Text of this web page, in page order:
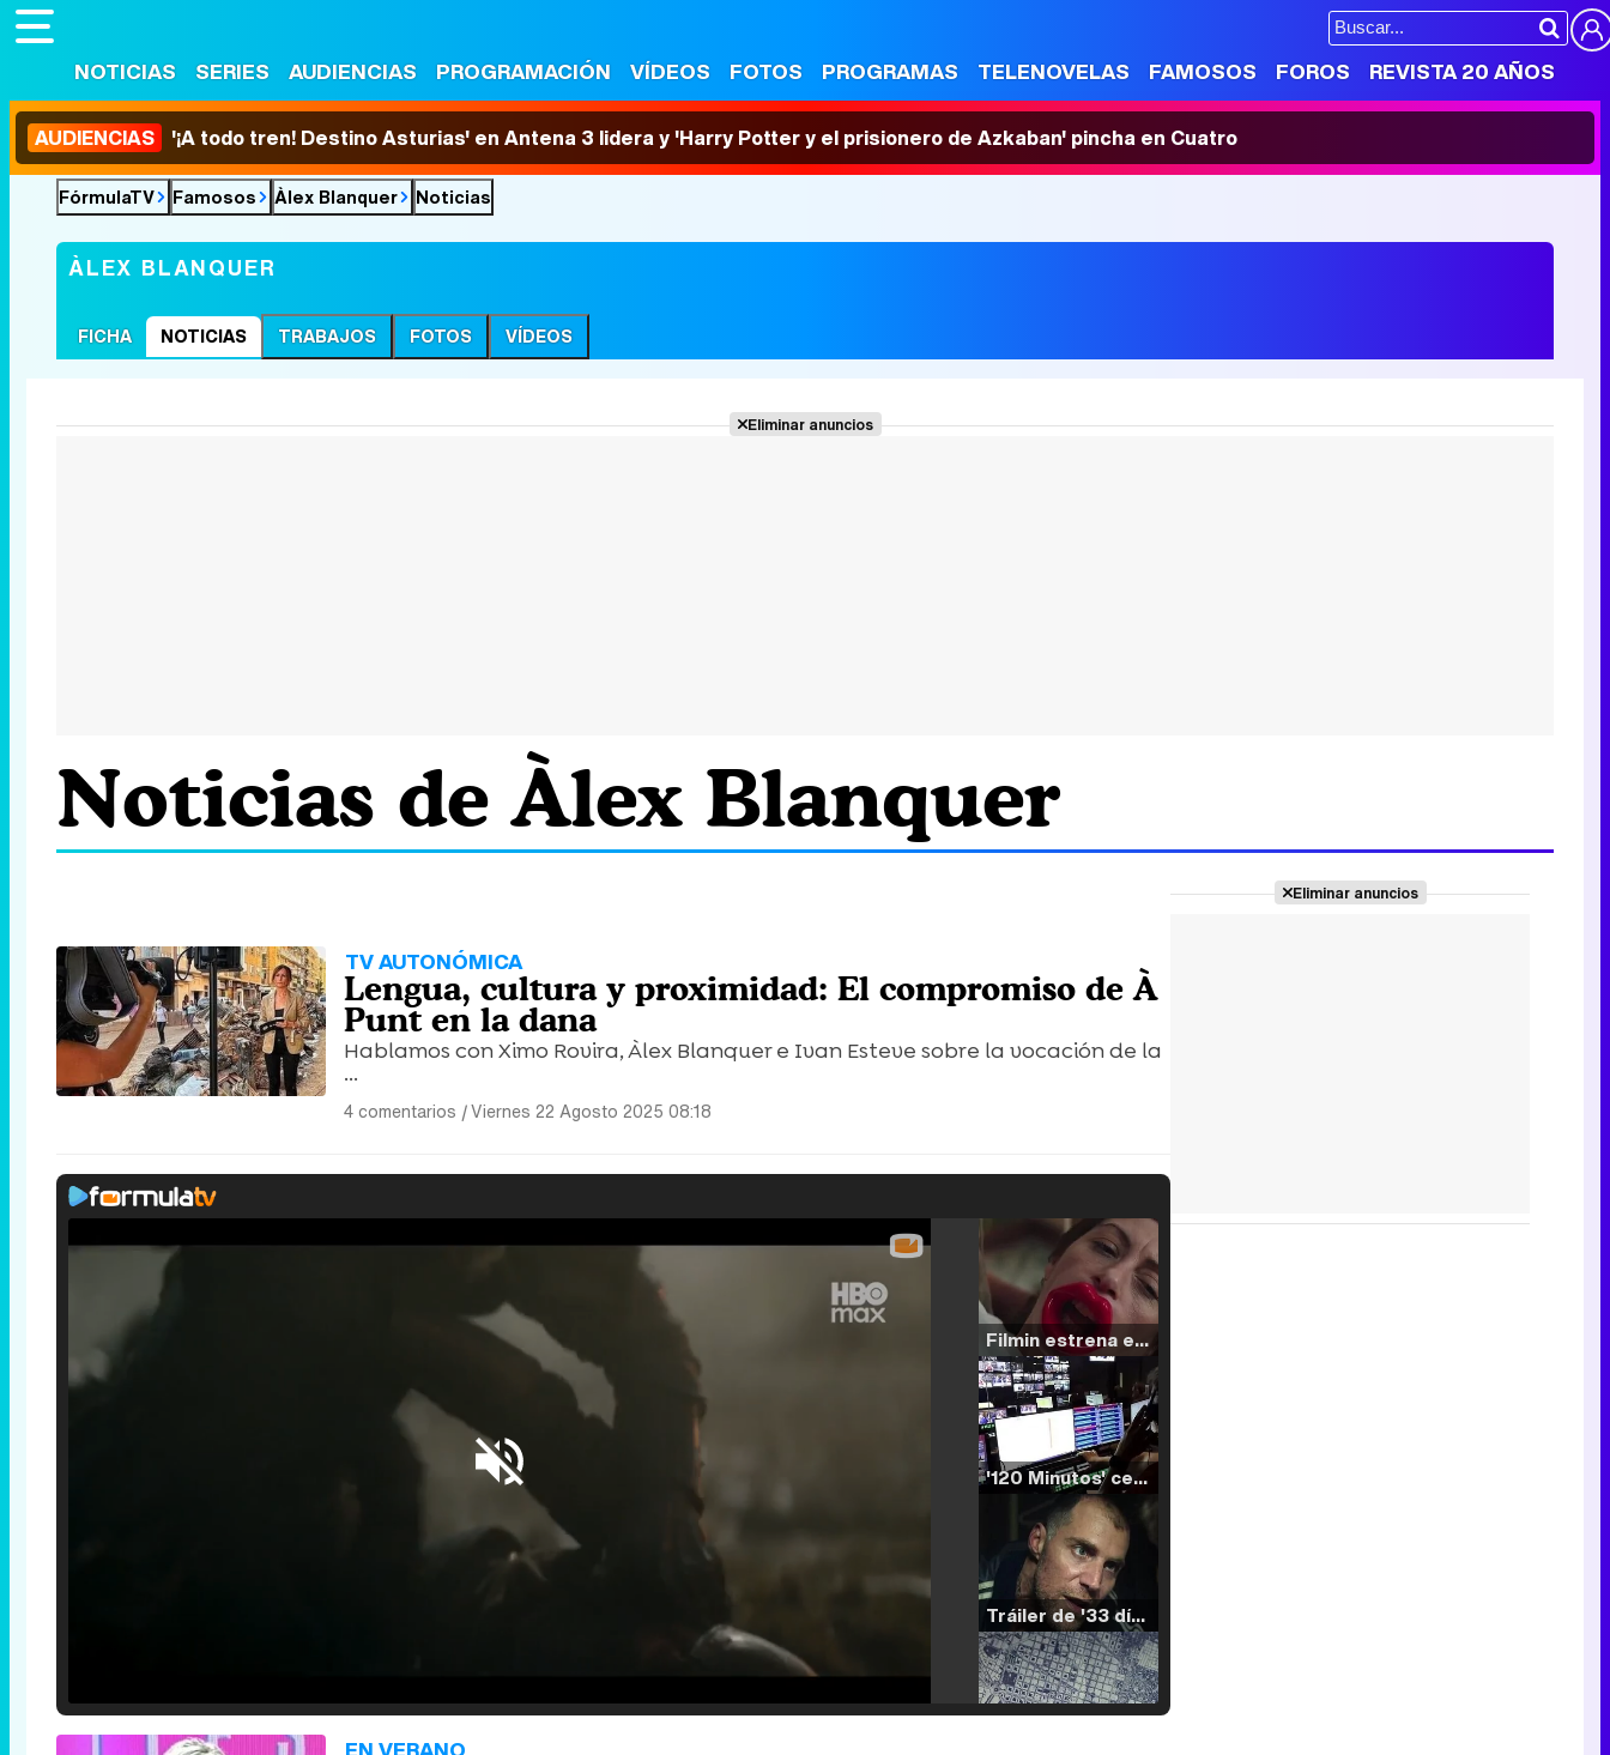
NOTICIAS SERIES AUDIENCIAS PROGRAMACIÓN VÍDEOS FOTOS PROGRAMAS TELENOVELAS FAMOSOS FOROS REVISTA 20 AÑOS
AUDIENCIAS '¡A todo tren! Destino Asturias' en Antena 3 lidera y 'Harry Potter y el prisionero de Azkaban' pincha en Cuatro
FórmulaTV Famosos Àlex Blanquer Noticias
ÀLEX BLANQUER
FICHA NOTICIAS TRABAJOS FOTOS VÍDEOS
Eliminar anuncios
Noticias de Àlex Blanquer
TV AUTONÓMICA
Lengua, cultura y proximidad: El compromiso de À
Punt en la dana
Hablamos con Ximo Rovira, Àlex Blanquer e Ivan Esteve sobre la vocación de la
...
4 comentarios |Viernes 22 Agosto 2025 08:18
Filmin estrena el tráiler de 'Millennial Mal', su nueva comedia universitaria de la mano de Lorena Iglesias
'120 Minutos' celebra sus 2.000 programas en Telemadrid con un vídeo del día a día en la redacción
Tráiler de '33 días', la nueva serie de Atresplayer con Julián Villagrán y José Manuel Poga
Eliminar anuncios